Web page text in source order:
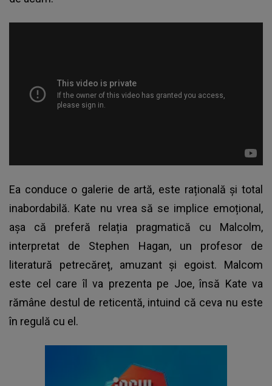
Ea conduce o galerie de artă, este rațională și total
inabordabilă. Kate nu vrea să se implice emoțional,
așa că preferă relația pragmatică cu Malcolm,
interpretat de Stephen Hagan, un profesor de
literatură petrecăreț, amuzant și egoist. Malcom
este cel care îl va prezenta pe Joe, însă Kate va
rămâne destul de reticentă, intuind că ceva nu este
în regulă cu el.